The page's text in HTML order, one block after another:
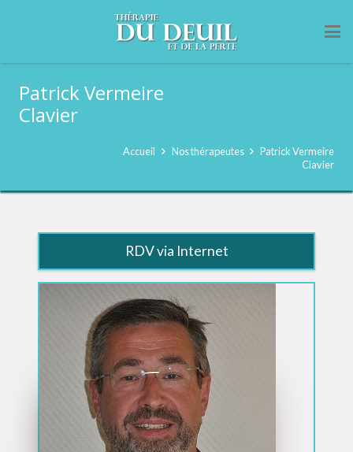
Patrick Vermeire
Clavier
Accueil Nos thérapeutes
Patrick Vermeire
Clavier
RDV via Internet